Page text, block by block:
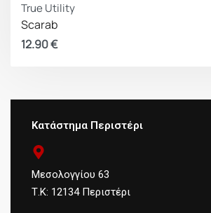
True Utility
Scarab
12.90€
Κατάστημα Περιστέρι
Μεσολογγίου 63
Τ.Κ: 12134 Περιστέρι